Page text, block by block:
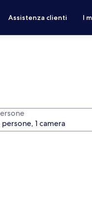
Assistenza clienti I